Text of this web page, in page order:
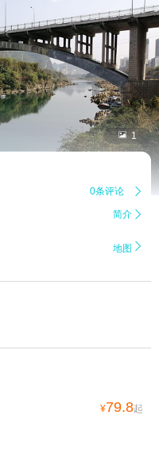
 1
0条评论 
简介 
地图 
¥79.8起